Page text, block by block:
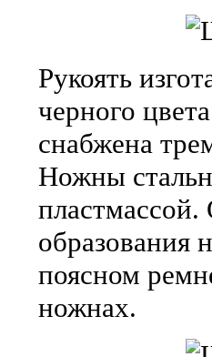
Рукоять
черного
снабжена
Ножны
образования
поясном
ножнах.